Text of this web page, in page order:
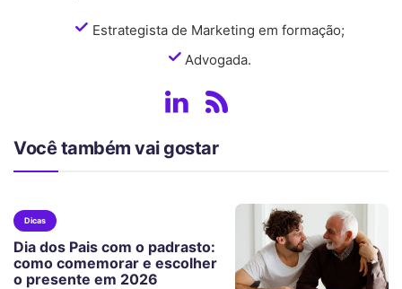
Estrategista de Marketing em formação;
Advogada.
Você também vai gostar
Dicas
Dia dos Pais com o padrasto:
como comemorar e escolher
o presente em 2026